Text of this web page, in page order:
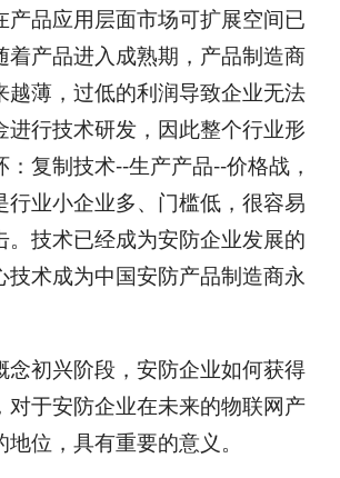
品应用层面市场可扩展空间已
着产品进入成熟期，产品制造商
越薄，过低的利润导致企业无法
进行技术研发，因此整个行业形
复制技术--生产产品--价格战，
行业小企业多、门槛低，很容易
。技术已经成为安防企业发展的
技术成为中国安防产品制造商永
初兴阶段，安防企业如何获得
对于安防企业在未来的物联网产
位，具有重要的意义。